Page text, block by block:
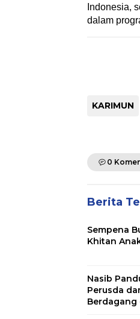
Indonesia,
dalam
KARIMUN
0
Berita
Sempena
Khitan
Nasib
Perusda
Berdagang